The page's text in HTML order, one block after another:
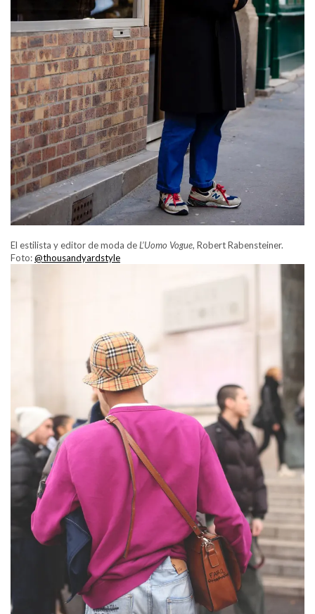
El estilista y editor de moda deL’Uomo Vogue, Robert Rabensteiner.
Foto:@thousandyardstyle